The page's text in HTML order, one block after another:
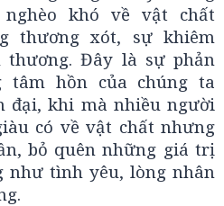
khó về vật chất
thương xót, sự khiêm
Đây là sự phản
tâm hồn của chúng ta
đại, khi mà nhiều người
có về vật chất nhưng
bỏ quên những giá trị
như tình yêu, lòng nhân